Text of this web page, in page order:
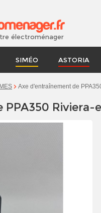
électroménager
SIMÉO ASTORIA
Axe d'entraînement de
Riviera-